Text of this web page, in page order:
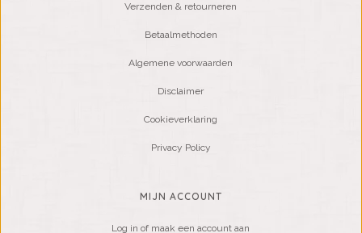
Verzenden & retourneren
Betaalmethoden
Algemene voorwaarden
Disclaimer
Cookieverklaring
Privacy Policy
MIJN ACCOUNT
Log in of maak een account aan